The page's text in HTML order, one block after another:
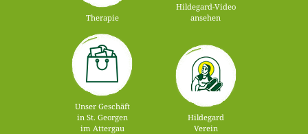
Therapie
Hildegard-Video
ansehen
Unser Geschäft
in St. Georgen
im Attergau
Hildegard
Verein